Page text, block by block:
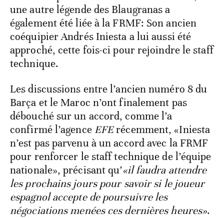
une autre légende des Blaugranas a
également été liée à la FRMF: Son ancien
coéquipier Andrés Iniesta a lui aussi été
approché, cette fois-ci pour rejoindre le staff
technique.
Les discussions entre l’ancien numéro 8 du
Barça et le Maroc n’ont finalement pas
débouché sur un accord, comme l’a
confirmé l’agence EFErécemment, «Iniesta
n’est pas parvenu à un accord avec la FRMF
pour renforcer le staff technique de l’équipe
nationale», précisant qu’«il faudra attendre
les prochains jours pour savoir si le joueur
espagnol accepte de poursuivre les
négociations menées ces dernières heures».